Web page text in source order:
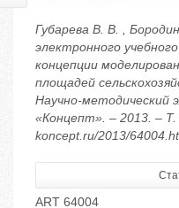
Губарева В. В. ,
электронного
концепции
площадей
Научно-методический
«Концепт». – 2013. –
koncept.ru/2013/
ART 64004